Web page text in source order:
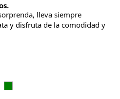
lleva siempre
y disfruta de la comodidad y
Verde